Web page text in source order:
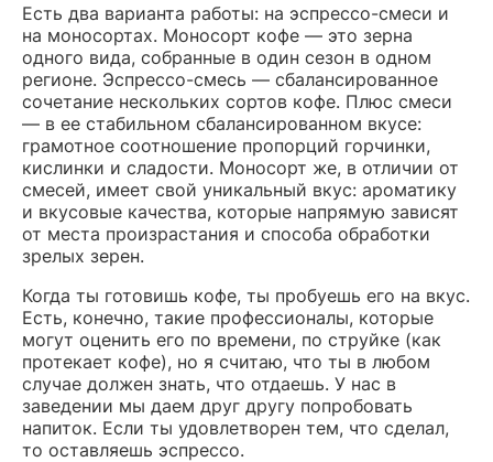
Есть два варианта работы: на эспрессо-смеси и
на моносортах. Моносорт кофе — это зерна
одного вида, собранные в один сезон в одном
регионе. Эспрессо-смесь — сбалансированное
сочетание нескольких сортов кофе. Плюс смеси
— в ее стабильном сбалансированном вкусе:
грамотное соотношение пропорций горчинки,
кислинки и сладости. Моносорт же, в отличии от
смесей, имеет свой уникальный вкус: ароматику
и вкусовые качества, которые напрямую зависят
от места произрастания и способа обработки
зрелых зерен.
Когда ты готовишь кофе, ты пробуешь его на вкус.
Есть, конечно, такие профессионалы, которые
могут оценить его по времени, по струйке (как
протекает кофе), но я считаю, что ты в любом
случае должен знать, что отдаешь. У нас в
заведении мы даем друг другу попробовать
напиток. Если ты удовлетворен тем, что сделал,
то оставляешь эспрессо.